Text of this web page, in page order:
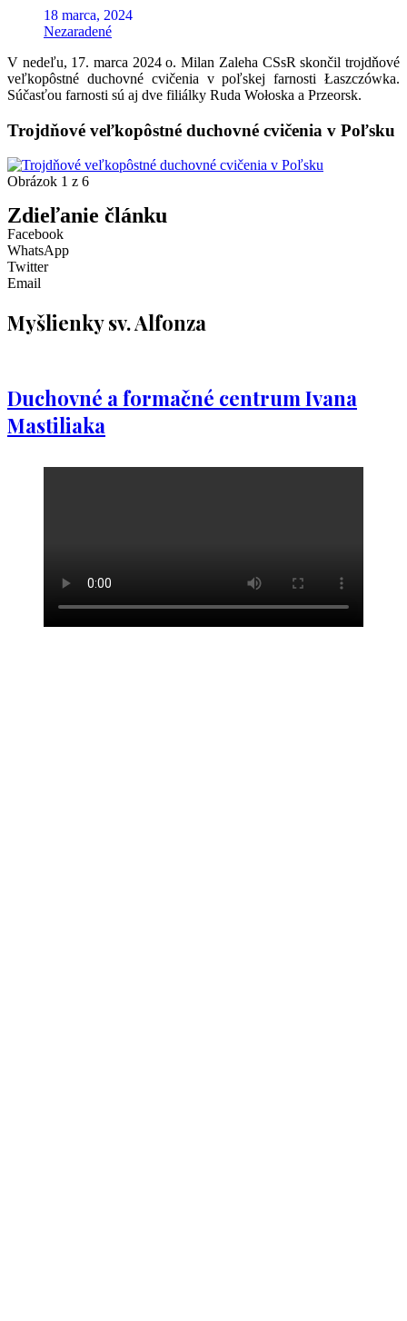
18 marca, 2024
Nezaradené
V nedeľu, 17. marca 2024 o. Milan Zaleha CSsR skončil trojdňové
veľkopôstné duchovné cvičenia v poľskej farnosti Łaszczówka.
Súčasťou farnosti sú aj dve filiálky Ruda Wołoska a Przeorsk.
Trojdňové veľkopôstné duchovné cvičenia v Poľsku
Obrázok 1 z 6
Zdieľanie článku
Facebook
WhatsApp
Twitter
Email
Myšlienky sv. Alfonza
Duchovné a formačné centrum Ivana
Mastiliaka